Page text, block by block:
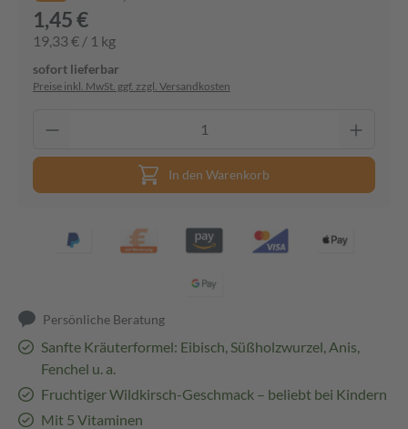
1,45 €
19,33 € / 1 kg
sofort lieferbar
Preise inkl. MwSt. ggf. zzgl. Versandkosten
In den Warenkorb
Persönliche Beratung
Sanfte Kräuterformel: Eibisch, Süßholzwurzel, Anis,
Fenchel u. a.
Fruchtiger Wildkirsch-Geschmack – beliebt bei Kindern
Mit 5 Vitaminen